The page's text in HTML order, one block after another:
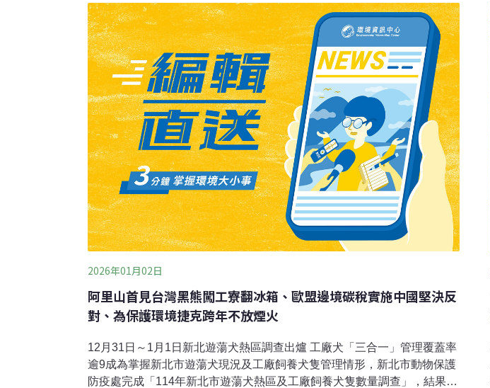
客務必掌握防範要訣，落實人熊和平共存。（聯合新聞網報導）
2026年01月02日
阿里山首見台灣黑熊闖工寮翻冰箱、歐盟邊境碳稅實施中國堅決反
對、為保護環境捷克跨年不放煙火
12月31日～1月1日新北遊蕩犬熱區調查出爐 工廠犬「三合一」管理覆蓋率
逾9成為掌握新北市遊蕩犬現況及工廠飼養犬隻管理情形，新北市動物保護
防疫處完成「114年新北市遊蕩犬熱區及工廠飼養犬隻數量調查」，結果顯